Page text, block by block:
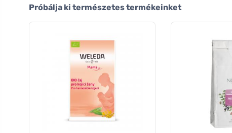
Próbálja ki természetes termékeinket